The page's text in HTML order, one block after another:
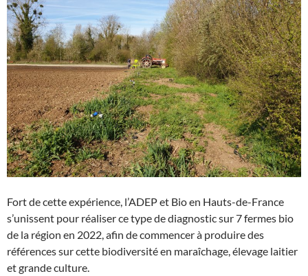
Fort de cette expérience, l’ADEP et Bio en Hauts-de-France
s’unissent pour réaliser ce type de diagnostic sur 7 fermes bio
de la région en 2022, afin de commencer à produire des
références sur cette biodiversité en maraîchage, élevage laitier
et grande culture.